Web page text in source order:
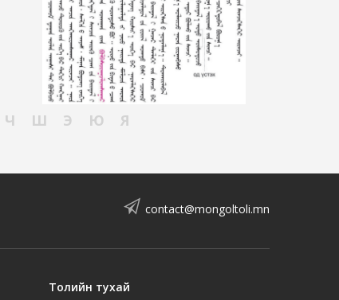
Ч Ш Э Ю Я
contact@mongoltoli.mn
Толийн тухай